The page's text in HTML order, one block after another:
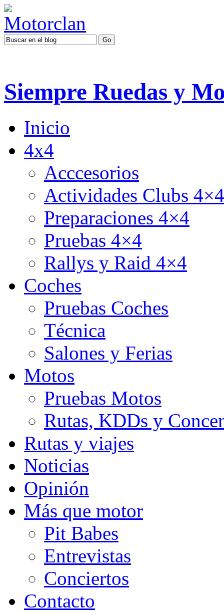
Siempre Ruedas y
Inicio
4x4
Acccesorios
Actividades Clubs 4×4
Preparaciones 4×4
Pruebas 4×4
Rallys y Raid 4×4
Coches
Pruebas Coches
Técnica
Salones y Ferias
Motos
Pruebas Motos
Rutas, KDDs y
Rutas y viajes
Noticias
Opinión
Más que motor
Pit Babes
Entrevistas
Conciertos
Contacto